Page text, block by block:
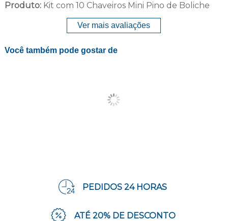
Produto:Kit com 10 Chaveiros Mini Pino de Boliche
Ver mais avaliações
Você também pode gostar de
PEDIDOS 24 HORAS
ATÉ 20% DE DESCONTO